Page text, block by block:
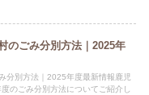
のごみ分別方法｜2025年
分別方法｜2025年度最新情報鹿児
のごみ分別方法についてご紹介し